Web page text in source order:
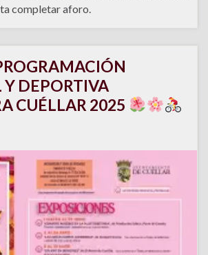
completar aforo.
Y DEPORTIVA
CUÉLLAR 2025